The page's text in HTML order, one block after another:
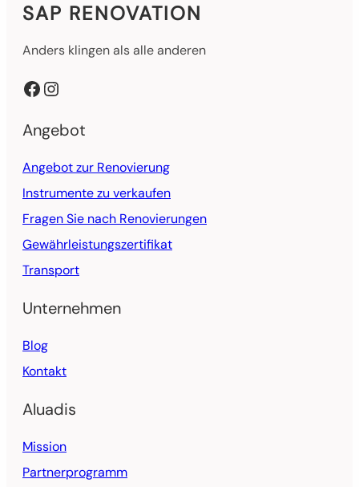
SAP RENOVATION
Anders klingen als alle anderen
Facebook Instagram
Angebot
Angebot zur Renovierung
Instrumente zu verkaufen
Fragen Sie nach Renovierungen
Gewährleistungszertifikat
Transport
Unternehmen
Blog
Kontakt
Aluadis
Mission
Partnerprogramm